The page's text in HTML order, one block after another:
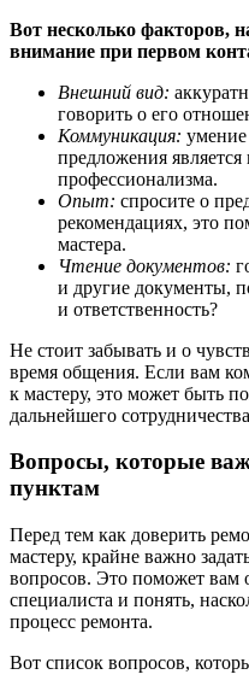
Вот несколько факторов,
внимание при первом
Внешний вид:
говорить о его
Коммуникация: умение
предложения
профессионализма.
Опыт: спросите о
рекомендациях, это
мастера.
Чтение документов:
и другие документы,
и ответственность?
Не стоит забывать и о
время общения. Если вам
к мастеру, это может быть
дальнейшего
Вопросы, которые
пунктам
Перед тем как доверить
мастеру, крайне важно
вопросов. Это поможет вам
специалиста и понять,
процесс ремонта.
Вот список вопросов,